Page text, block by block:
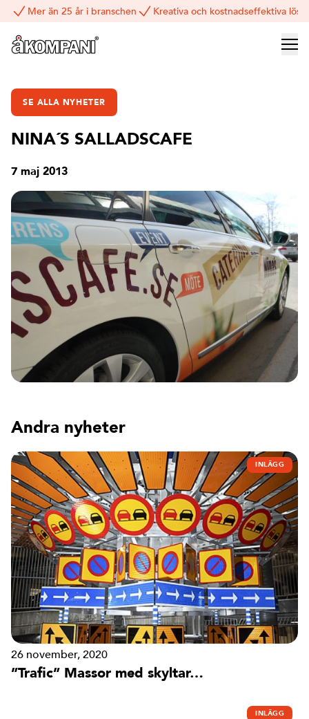
Mer än 25 år i branschen Kreativa och kostnadseffektiva
SE ALLA NYHETER
NINA´S SALLADSCAFE
7 maj 2013
Andra nyheter
INLÄGG
26 november, 2020
”Trafic” Massor med skyltar…
INLÄGG